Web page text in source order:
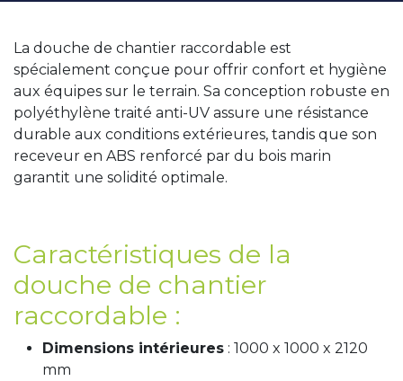
La douche de chantier raccordable est
spécialement conçue pour offrir confort et hygiène
aux équipes sur le terrain. Sa conception robuste en
polyéthylène traité anti-UV assure une résistance
durable aux conditions extérieures, tandis que son
receveur en ABS renforcé par du bois marin
garantit une solidité optimale.
Caractéristiques de la
douche de chantier
raccordable :
Dimensions intérieures : 1000 x 1000 x 2120
mm